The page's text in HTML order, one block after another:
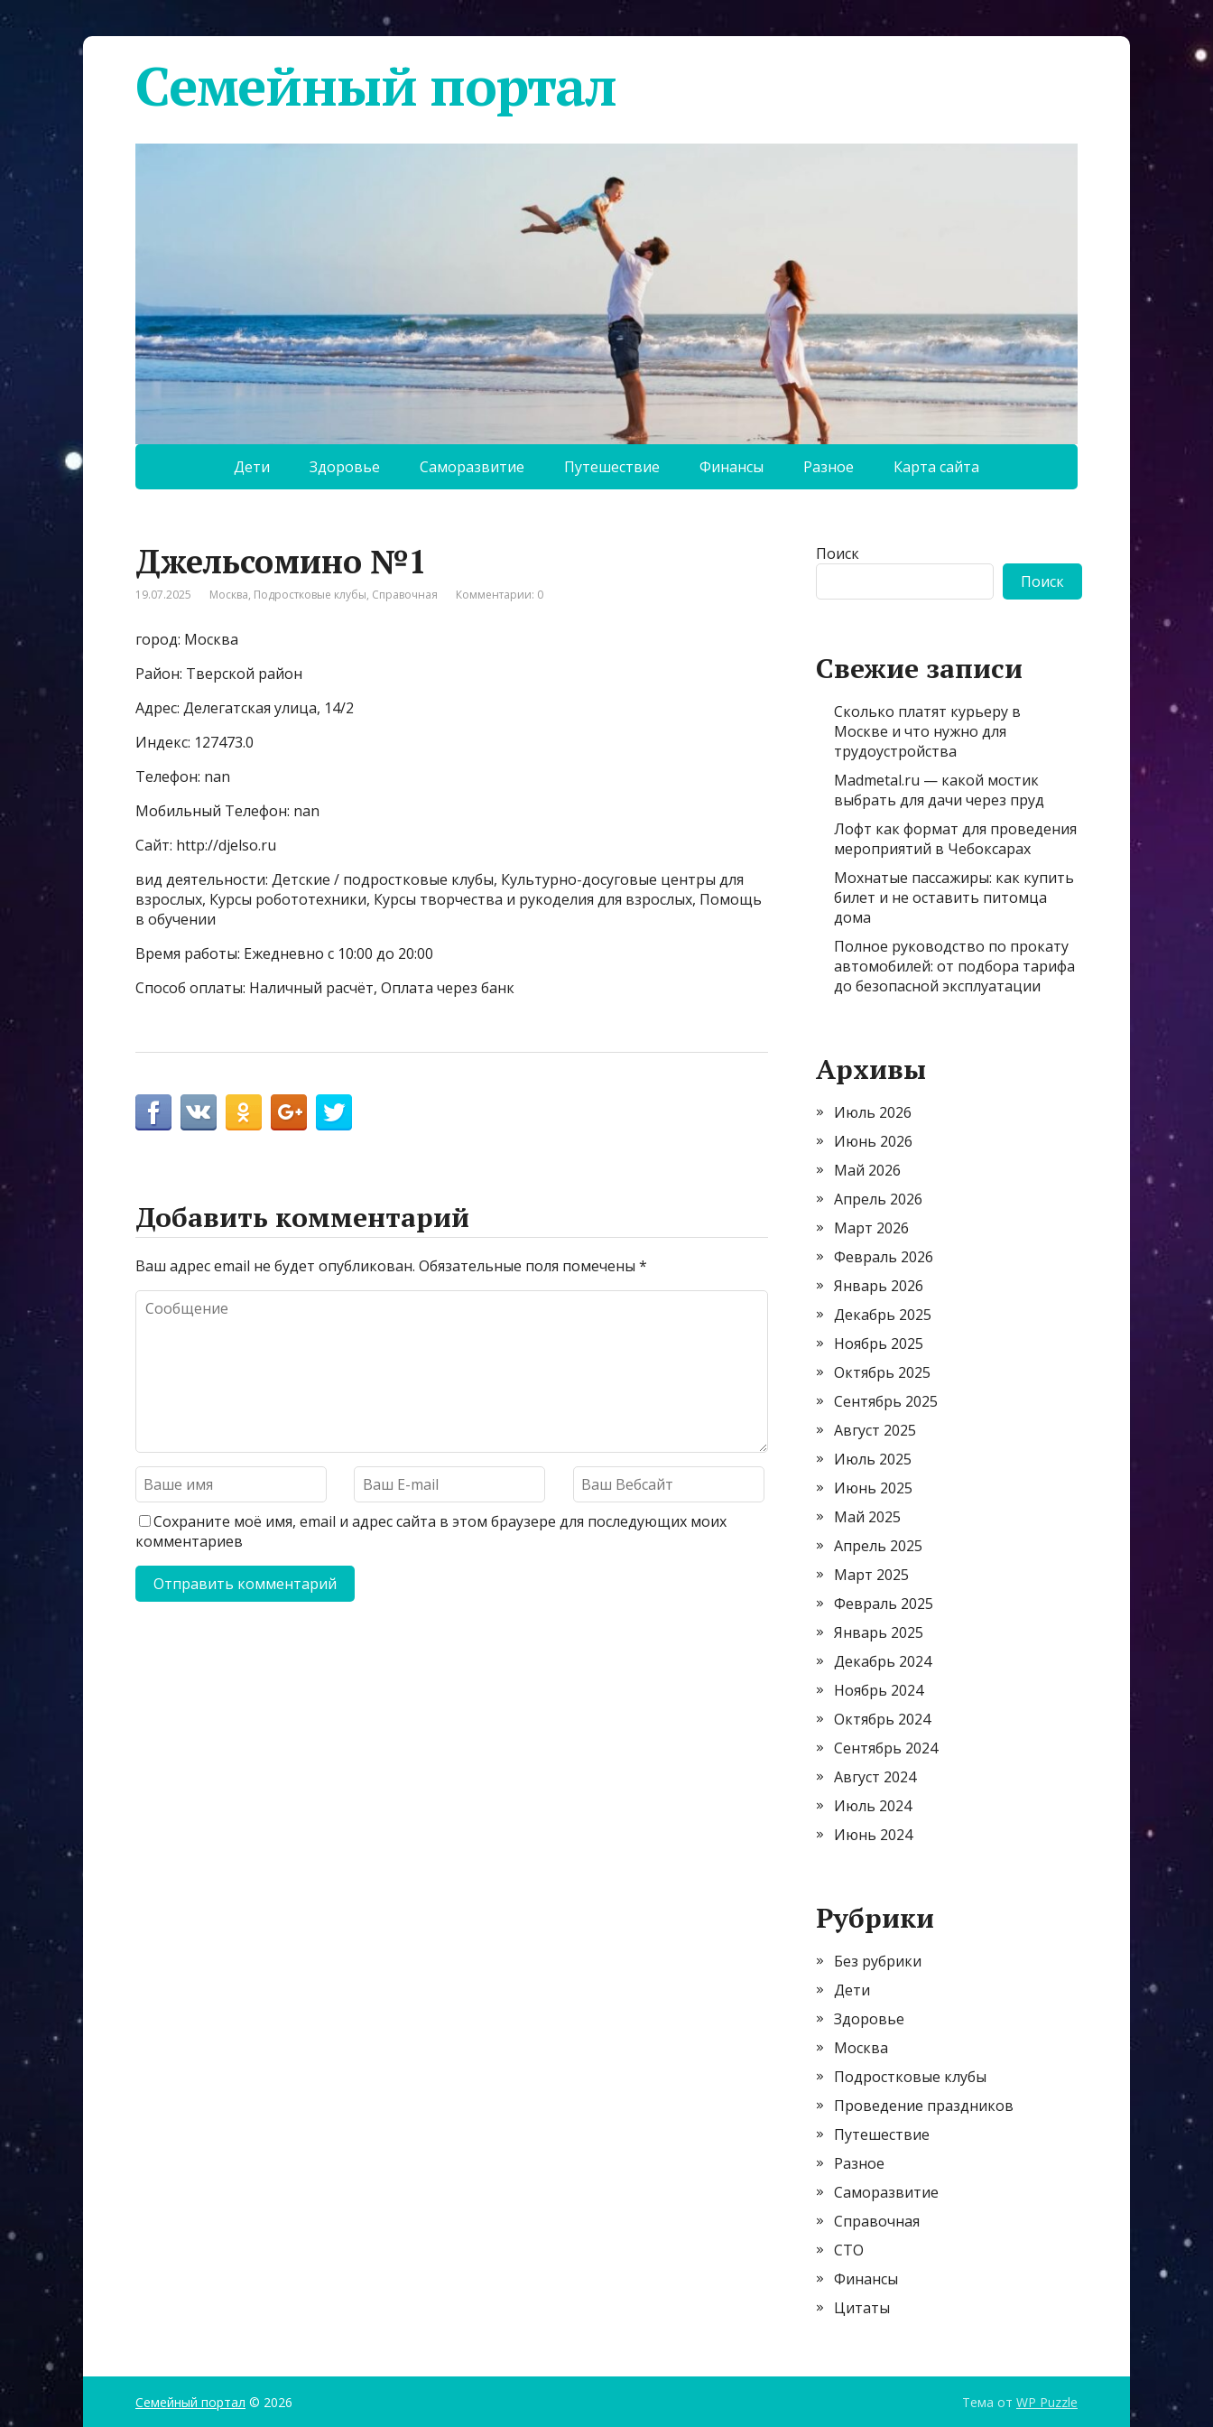
Семейный портал
Дети Здоровье Саморазвитие Путешествие Финансы Разное Карта сайта
Джельсомино №1
19.07.2025 Москва, Подростковые клубы, Справочная Комментарии: 0
город: Москва
Район: Тверской район
Адрес: Делегатская улица, 14/2
Индекс: 127473.0
Телефон: nan
Мобильный Телефон: nan
Сайт: http://djelso.ru
вид деятельности: Детские / подростковые клубы, Культурно-досуговые центры для
взрослых, Курсы робототехники, Курсы творчества и рукоделия для взрослых, Помощь
в обучении
Время работы: Ежедневно с 10:00 до 20:00
Способ оплаты: Наличный расчёт, Оплата через банк
Добавить комментарий
Ваш адрес email не будет опубликован. Обязательные поля помечены *
Сохраните моё имя, email и адрес сайта в этом браузере для последующих моих
комментариев
Поиск
Поиск
Свежие записи
Сколько платят курьеру в
Москве и что нужно для
трудоустройства
Madmetal.ru — какой мостик
выбрать для дачи через пруд
Лофт как формат для проведения
мероприятий в Чебоксарах
Мохнатые пассажиры: как купить
билет и не оставить питомца
дома
Полное руководство по прокату
автомобилей: от подбора тарифа
до безопасной эксплуатации
Архивы
Июль 2026
Июнь 2026
Май 2026
Апрель 2026
Март 2026
Февраль 2026
Январь 2026
Декабрь 2025
Ноябрь 2025
Октябрь 2025
Сентябрь 2025
Август 2025
Июль 2025
Июнь 2025
Май 2025
Апрель 2025
Март 2025
Февраль 2025
Январь 2025
Декабрь 2024
Ноябрь 2024
Октябрь 2024
Сентябрь 2024
Август 2024
Июль 2024
Июнь 2024
Рубрики
Без рубрики
Дети
Здоровье
Москва
Подростковые клубы
Проведение праздников
Путешествие
Разное
Саморазвитие
Справочная
СТО
Финансы
Цитаты
Семейный портал © 2026 Тема от WP Puzzle